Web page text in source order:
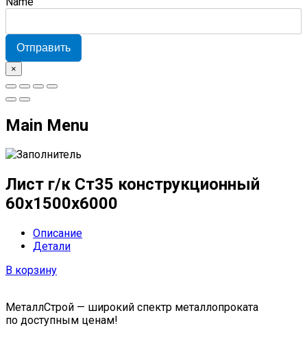
Отправить
×
Main Menu
Лист г/к Ст35 конструкционный
60х1500х6000
Описание
Детали
В корзину
МеталлСтрой — широкий спектр металлопроката
по доступным ценам!